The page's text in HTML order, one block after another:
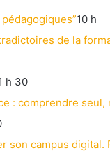
10 h
de la
h 30
: comprendre seul,
son campus digital.